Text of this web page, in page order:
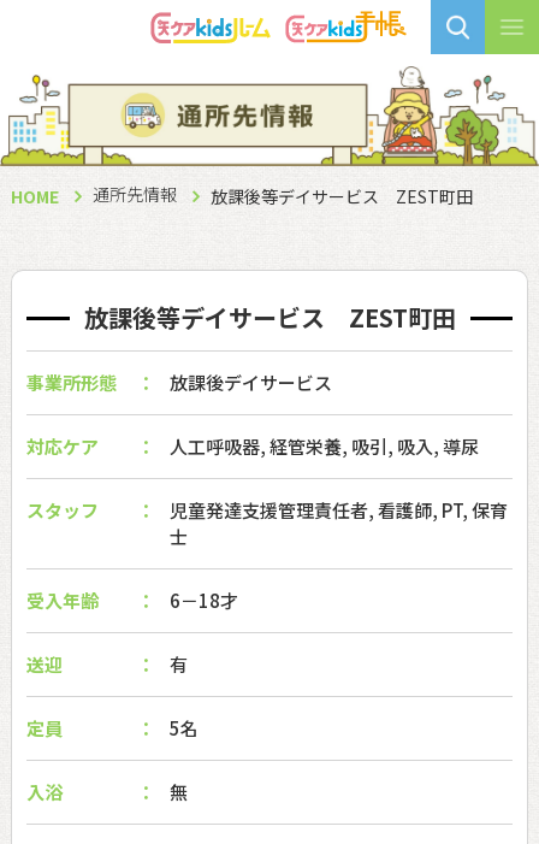
HOME 通所先情報 放課後等デイサービス ZEST町田
放課後等デイサービス ZEST町田
事業所形態 放課後デイサービス
対応ケア 人工呼吸器, 経管栄養, 吸引, 吸入, 導尿
スタッフ
児童発達支援管理責任者, 看護師, PT, 保育
士
受入年齢 6－18才
送迎 有
定員 5名
入浴 無